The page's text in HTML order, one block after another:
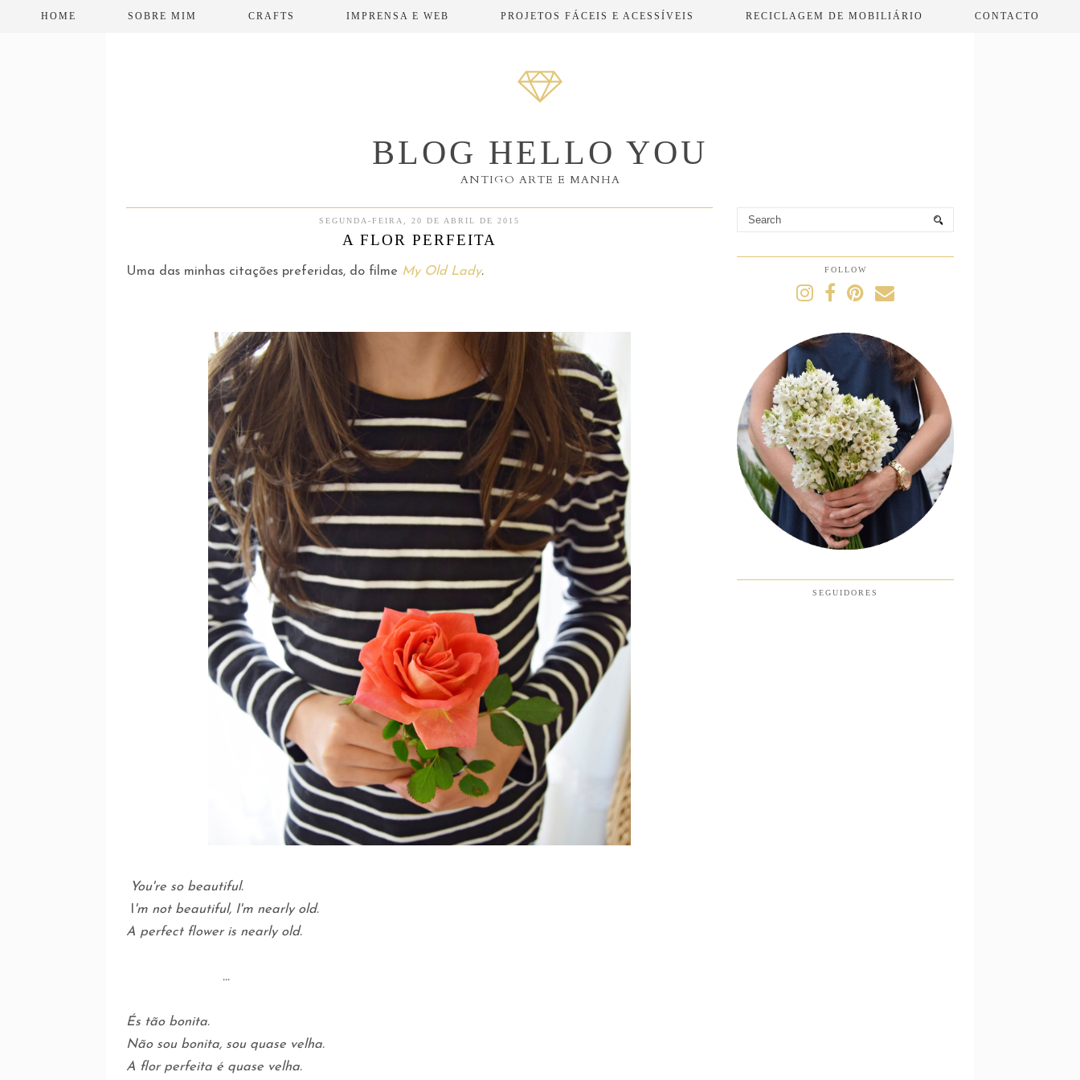
HOME SOBRE MIM CRAFTS IMPRENSA E WEB PROJETOS FÁCEIS E ACESSÍVEIS RECICLAGEM DE MOBILIÁRIO CONTACTO
BLOG HELLO YOU
ANTIGO ARTE E MANHA
SEGUNDA-FEIRA, 20 DE ABRIL DE 2015
A FLOR PERFEITA
Uma das minhas citações preferidas, do filme My Old Lady.
You're so beautiful.
'm not beautiful, I'm nearly old.
A perfect flower is nearly old.
...
És tão bonita.
Não sou bonita, sou quase velha.
A flor perfeita é quase velha.
FOLLOW
SEGUIDORES